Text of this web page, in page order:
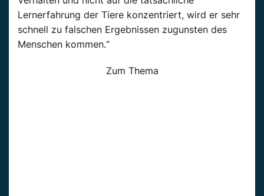
Lernerfahrung der Tiere konzentriert, wird er sehr
schnell zu falschen Ergebnissen zugunsten des
Menschen kommen.“
Zum Thema